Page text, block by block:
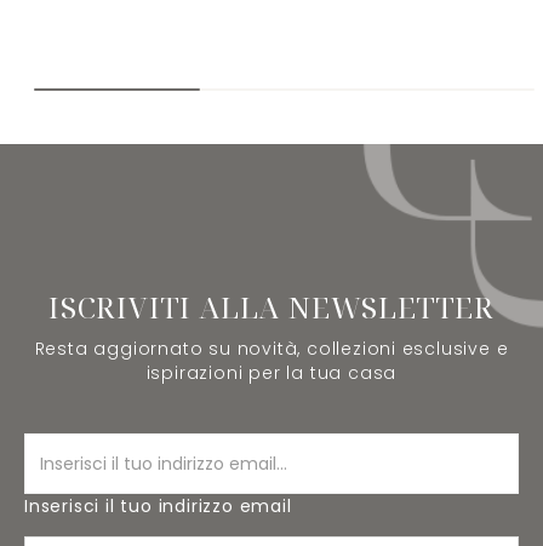
ISCRIVITI ALLA NEWSLETTER
Resta aggiornato su novità, collezioni esclusive e
ispirazioni per la tua casa
Inserisci il tuo indirizzo email